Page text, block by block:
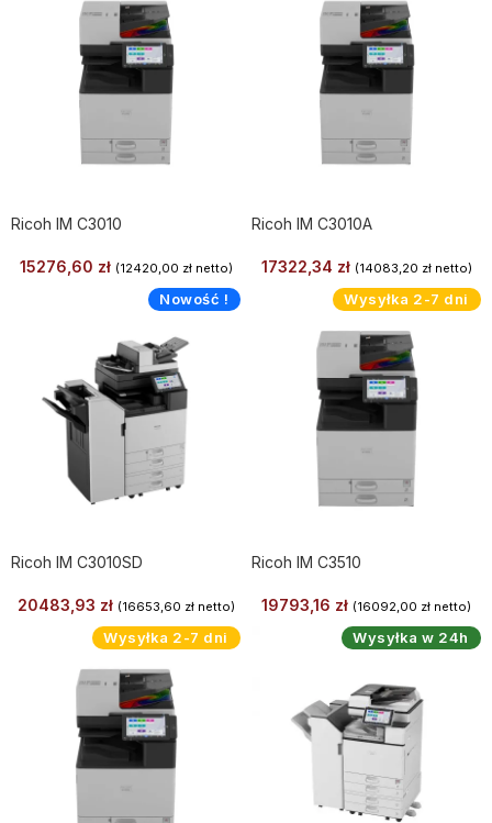
Ricoh IM C3010
15276,60 zł (12420,00 złnetto)
Ricoh IM C3010A
17322,34 zł (14083,20 złnetto)
Nowość !
Ricoh IM C3010SD
20483,93 zł (16653,60 złnetto)
Wysyłka 2-7 dni
Ricoh IM C3510
19793,16 zł (16092,00 zł netto)
Wysyłka 2-7 dni Wysyłka w 24h